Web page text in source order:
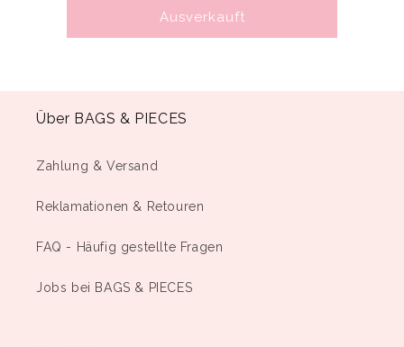
Ausverkauft
Über BAGS & PIECES
Zahlung & Versand
Reklamationen & Retouren
FAQ - Häufig gestellte Fragen
Jobs bei BAGS & PIECES